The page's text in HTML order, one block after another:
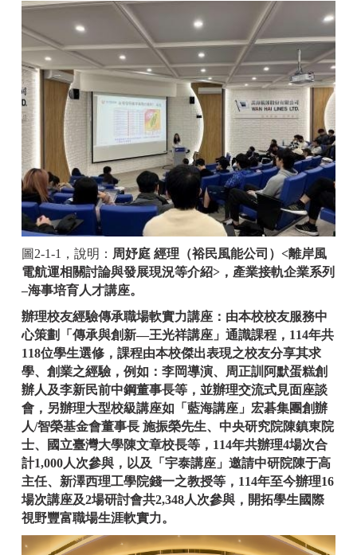
圖2-1-1，說明： 周妤庭 經理（裕民風能公司）<離岸風
電航運相關討論與發展現況等介紹>，產業接軌企業系列
–海事培育人才講座。
辦理校友經驗傳承職場軟實力講座：由本校校友服務中
心策劃「傳承與創新—王光祥講座」通識課程，114年共
118位學生選修，課程由本校傑出表現之校友分享其求
學、創業之經驗，例如：李岡導演、周正訓阿默蛋糕創
辦人及李新民前中鋼董事長等，並辦理交流式見面座談
會，另辦理大型校級講座如「藍海講座」宏碁集團創辦
人/智榮基金會董事長 施振榮先生、中央研究院陳鎮東院
士、國立臺灣大學陳文章校長等，114年共辦理4場次合
計1,000人次參與，以及「宇泰講座」邀請中研院陳于高
主任、新澤西理工學院錢一之教授等，114年至今辦理16
場次講座及2場研討會共2,348人次參與，開拓學生國際
視野豐富職場生涯軟實力。